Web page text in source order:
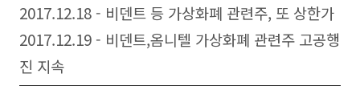
2017.12.18 - 비덴트 등 가상화폐 관련주, 또 상한가
2017.12.19 - 비덴트,옴니텔 가상화폐 관련주 고공행
진 지속